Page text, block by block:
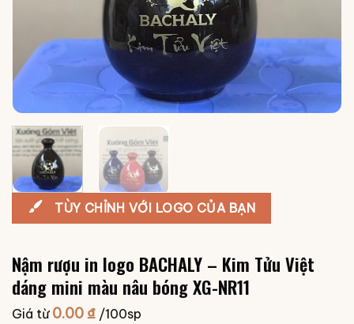
TÙY CHỈNH VỚI LOGO CỦA BẠN
Nậm rượu in logo BACHALY – Kim Tửu Việt
dáng mini màu nâu bóng XG-NR11
Giá từ 0.00₫ /100sp